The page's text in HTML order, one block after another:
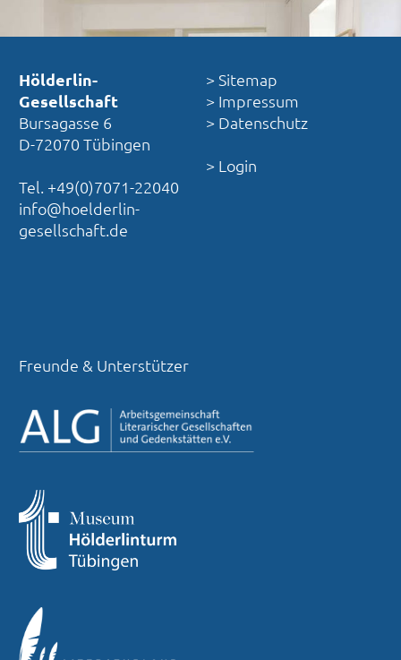
Hölderlin-
Gesellschaft
Bursagasse 6
D-72070 Tübingen
Tel. +49(0)7071-22040
info@hoelderlin-
gesellschaft.de
> Sitemap
> Impressum
> Datenschutz
> Login
Freunde & Unterstützer